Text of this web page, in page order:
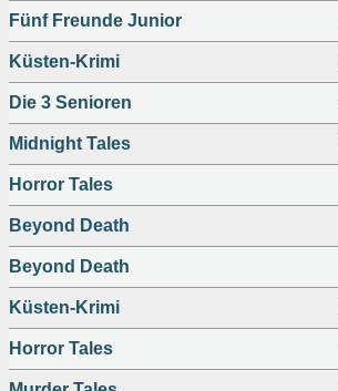
Fünf Freunde Junior
Küsten-Krimi
Die 3 Senioren
Midnight Tales
Horror Tales
Beyond Death
Beyond Death
Küsten-Krimi
Horror Tales